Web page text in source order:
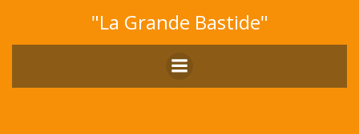
au
contenu
"La Grande Bastide"